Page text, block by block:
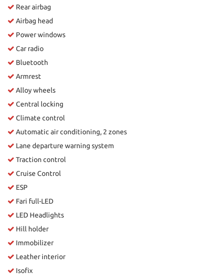
Rear airbag
Airbag head
Power windows
Car radio
Bluetooth
Armrest
Alloy wheels
Central locking
Climate control
Automatic air conditioning, 2 zones
Lane departure warning system
Traction control
Cruise Control
ESP
Fari full-LED
LED Headlights
Hill holder
Immobilizer
Leather interior
Isofix